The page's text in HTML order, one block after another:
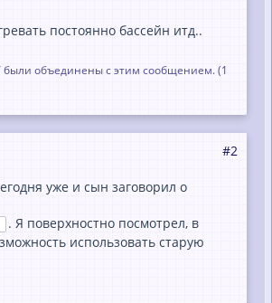
постоянно бассейн итд..
были объединены с этим сообщением. (1
#2
уже и сын заговорил о
. Я поверхностно посмотрел, в
использовать старую